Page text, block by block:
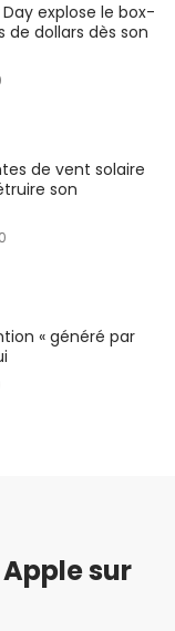
explose le box-
dollars dès son
de vent solaire
son
« généré par
sur